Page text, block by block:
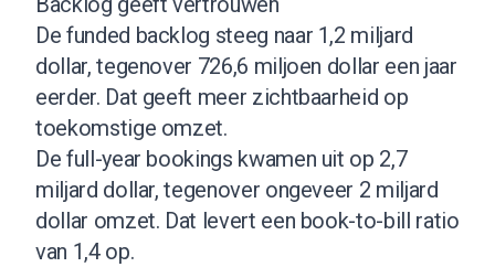
De funded backlog steeg naar 1,2 miljard
dollar, tegenover 726,6 miljoen dollar een jaar
eerder. Dat geeft meer zichtbaarheid op
toekomstige omzet.
De full-year bookings kwamen uit op 2,7
miljard dollar, tegenover ongeveer 2 miljard
dollar omzet. Dat levert een book-to-bill ratio
van 1,4 op.